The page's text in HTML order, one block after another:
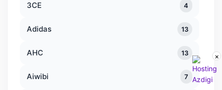
3CE 4
Adidas 13
AHC 13
Aiwibi 7
×